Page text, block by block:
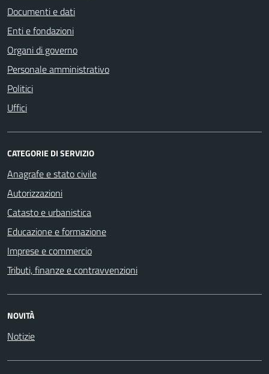
Documenti e dati
Enti e fondazioni
Organi di governo
Personale amministrativo
Politici
Uffici
CATEGORIE DI SERVIZIO
Anagrafe e stato civile
Autorizzazioni
Catasto e urbanistica
Educazione e formazione
Imprese e commercio
Tributi, finanze e contravvenzioni
NOVITÀ
Notizie